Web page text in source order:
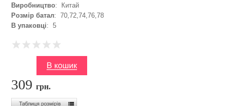
Виробництво: Китай
Розмір батал: 70,72,74,76,78
В упаковці: 5
309грн.